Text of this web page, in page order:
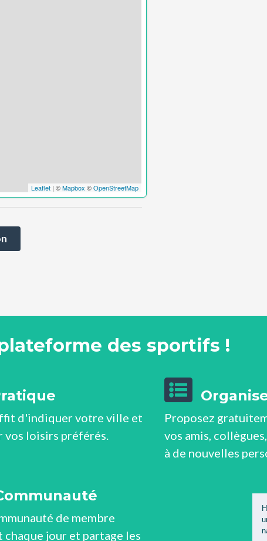
Leaflet| ©Mapbox ©OpenStreetMap
des sportifs !
d'indiquer votre ville et
vos loisirs préférés.
Proposez
vos amis,
à de nouvelles
de membre
chaque jour et partage les